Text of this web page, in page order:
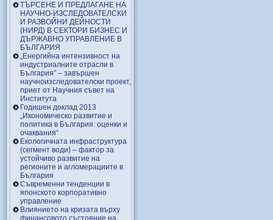
ТЪРСЕНЕ И ПРЕДЛАГАНЕ НА
НАУЧНО-ИЗСЛЕДОВАТЕЛСКИ
И РАЗВОЙНИ ДЕЙНОСТИ
(НИРД) В СЕКТОРИ БИЗНЕС И
ДЪРЖАВНО УПРАВЛЕНИЕ В
БЪЛГАРИЯ
„Енергийна интензивност на
индустриалните отрасли в
България” – завършен
научноизследователски проект,
приет от Научния съвет на
Института
Годишен доклад 2013
„Икономическо развитие и
политика в България: оценки и
очаквания“
Екологичната инфраструктура
(сегмент води) – фактор за
устойчиво развитие на
регионите и агломерациите в
България
Съвременни тенденции в
японското корпоративно
управление
Влиянието на кризата върху
финансовото състояние на